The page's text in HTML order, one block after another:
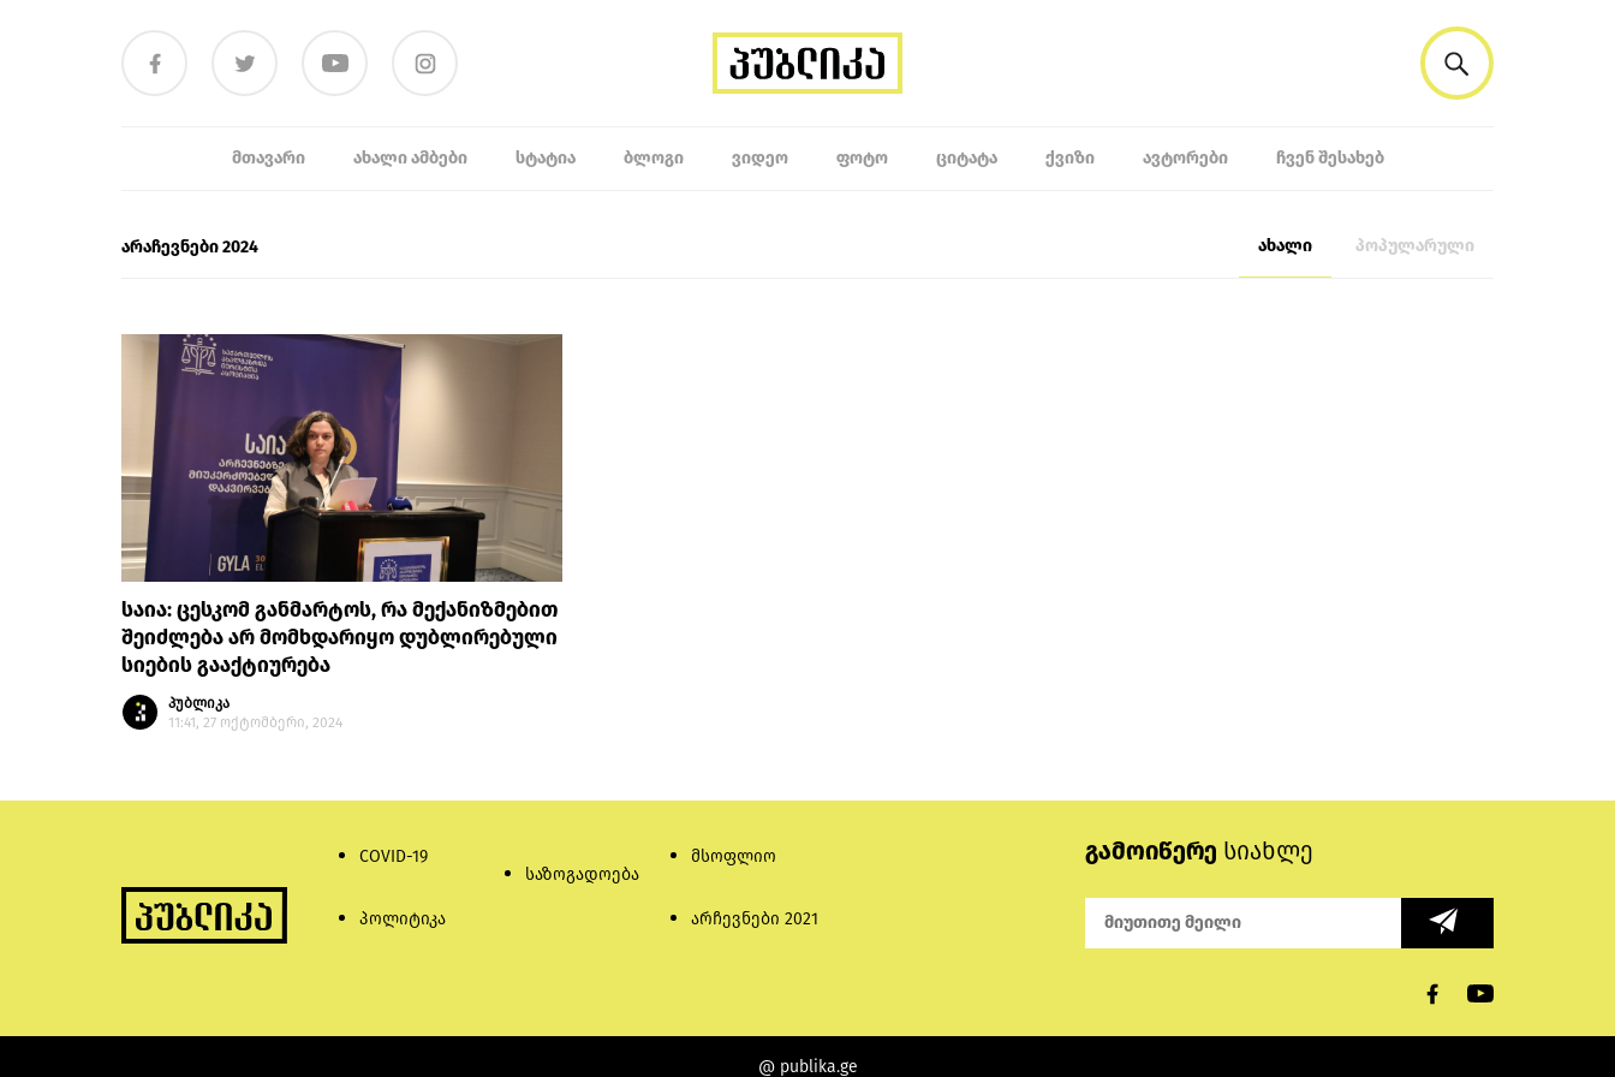
ᲛᲗᲐᲕᲐᲠᲘ ᲐᲮᲐᲚᲘ ᲐᲛᲑᲔᲑᲘ ᲡᲢᲐᲢᲘᲐ ᲑᲚᲝᲒᲘ ᲕᲘᲓᲔᲝ ᲤᲝᲢᲝ ᲪᲘᲢᲐᲢᲐ ᲥᲕᲘᲖᲘ ᲐᲕᲢᲝᲠᲔᲑᲘ ᲩᲕᲔᲜ ᲨᲔᲡᲐᲮᲔᲑ
არაჩევნები 2024 ახალი პოპულარული
საია: ცესკომ განმარტოს, რა მექანიზმებით
შეიძლება არ მომხდარიყო დუბლირებული
სიების გააქტიურება
პუბლიკა
11:41, 27 ოქტომბერი, 2024
COVID-19
პოლიტიკა
საზოგადოება
მსოფლიო
არჩევნები 2021
გამოიწერე სიახლე
@ publika.ge